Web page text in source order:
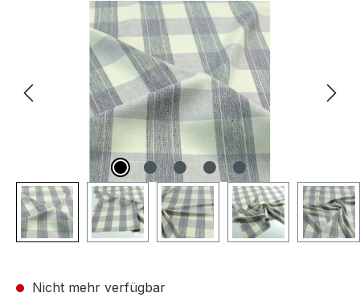
Bildergalerie überspringen
Nicht mehr verfügbar